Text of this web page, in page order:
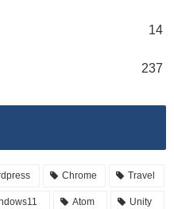
14
237
Chrome Travel
Atom Unity